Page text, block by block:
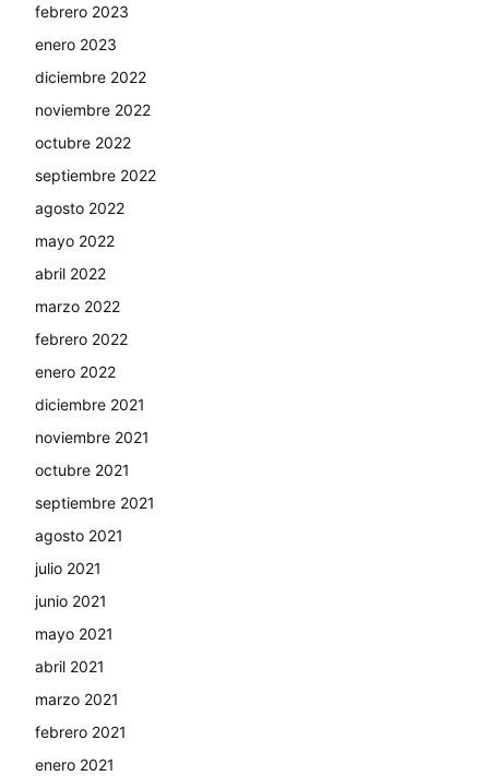
febrero 2023
enero 2023
diciembre 2022
noviembre 2022
octubre 2022
septiembre 2022
agosto 2022
mayo 2022
abril 2022
marzo 2022
febrero 2022
enero 2022
diciembre 2021
noviembre 2021
octubre 2021
septiembre 2021
agosto 2021
julio 2021
junio 2021
mayo 2021
abril 2021
marzo 2021
febrero 2021
enero 2021